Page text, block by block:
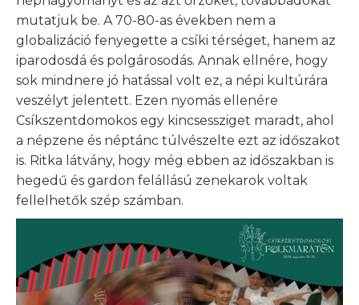
mutatjuk be. A 70-80-as években nem a
globalizáció fenyegette a csíki térséget, hanem az
iparodosdá és polgárosodás. Annak ellnére, hogy
sok mindnere jó hatással volt ez, a népi kultúrára
veszélyt jelentett. Ezen nyomás ellenére
Csíkszentdomokos egy kincsessziget maradt, ahol
a népzene és néptánc túlvészelte ezt az időszakot
is. Ritka látvány, hogy még ebben az időszakban is
hegedű és gardon felállású zenekarok voltak
fellelhetők szép számban.